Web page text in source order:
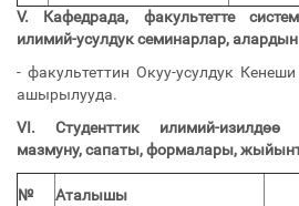
V. Кафедрада, факультетте
илимий-усулдук семинарлар,
- факультеттин Окуу-усулдук
ашырылууда.
VI. Студенттик илимий-
мазмуну, сапаты, формалары,
№ Аталышы